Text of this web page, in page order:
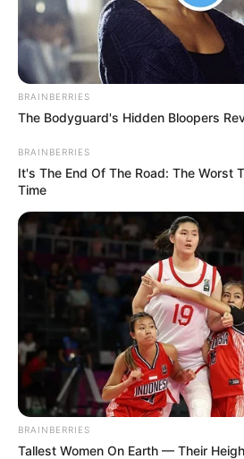
BRAINBERRIES
The Bodyguard's Hidden Bloopers
BRAINBERRIES
It's The End Of The Road: The Worst
Time
BRAINBERRIES
Tallest Women On Earth — Their